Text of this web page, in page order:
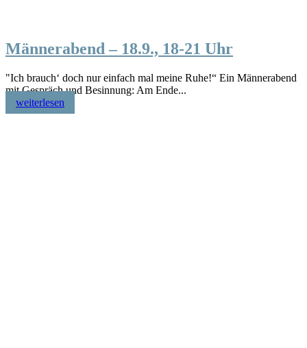
Männerabend – 18.9., 18-21 Uhr
"Ich brauch‘ doch nur einfach mal meine Ruhe!“ Ein Männerabend
mit Gespräch und Besinnung: Am Ende...
weiterlesen